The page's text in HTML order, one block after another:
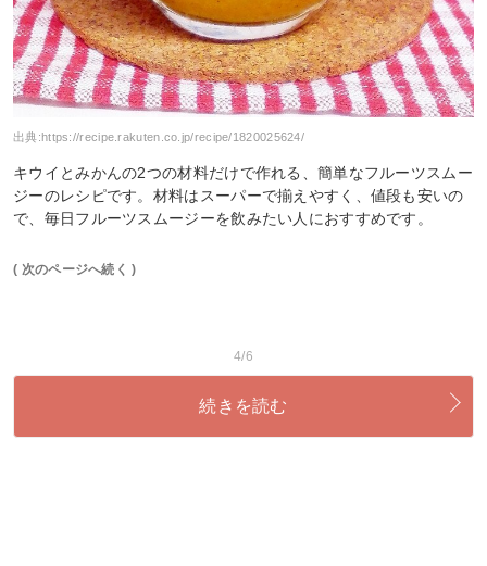
出典:https://recipe.rakuten.co.jp/recipe/1820025624/
キウイとみかんの2つの材料だけで作れる、簡単なフルーツスムー
ジーのレシピです。材料はスーパーで揃えやすく、値段も安いの
で、毎日フルーツスムージーを飲みたい人におすすめです。
( 次のページへ続く )
4/6
続きを読む